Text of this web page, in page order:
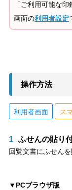
「ご利用可能な
画面の利用者設定
操作方法
利用者画面 ス
1 ふせんの貼り
回覧文書にふせんを
▼PCブラウザ版